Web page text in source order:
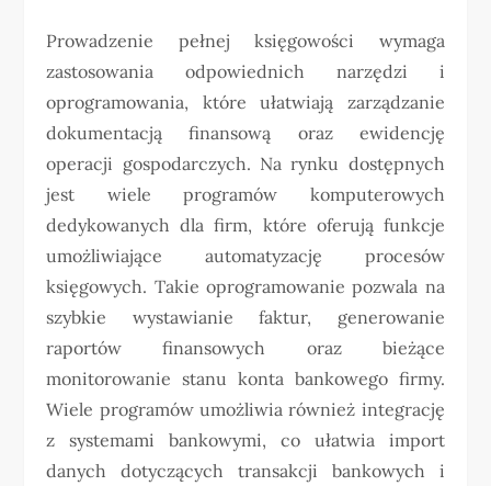
Prowadzenie pełnej księgowości wymaga
zastosowania odpowiednich narzędzi i
oprogramowania, które ułatwiają zarządzanie
dokumentacją finansową oraz ewidencję
operacji gospodarczych. Na rynku dostępnych
jest wiele programów komputerowych
dedykowanych dla firm, które oferują funkcje
umożliwiające automatyzację procesów
księgowych. Takie oprogramowanie pozwala na
szybkie wystawianie faktur, generowanie
raportów finansowych oraz bieżące
monitorowanie stanu konta bankowego firmy.
Wiele programów umożliwia również integrację
z systemami bankowymi, co ułatwia import
danych dotyczących transakcji bankowych i